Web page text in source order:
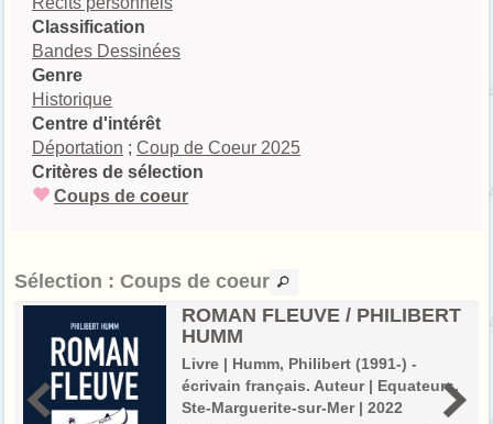
Classification
Bandes Dessinées
Genre
Historique
Centre d'intérêt
Déportation ; Coup de Coeur 2025
Critères de sélection
Coups de coeur
Sélection : Coups de coeur
ROMAN FLEUVE / PHILIBERT
HUMM
Livre | Humm, Philibert (1991-) -
écrivain français. Auteur | Equateurs.
Ste-Marguerite-sur-Mer | 2022